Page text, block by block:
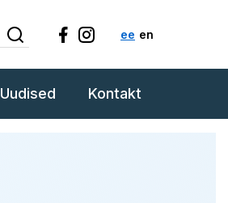
ee en
Uudised Kontakt